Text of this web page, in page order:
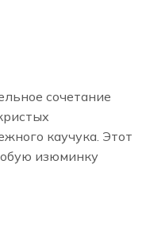
сочетание
каучука. Этот
изюминку